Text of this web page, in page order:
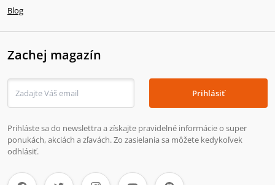
Blog
Zachej magazín
Prihlásiť
Prihláste sa do newslettra a získajte pravidelné informácie o super
ponukách, akciách a zľavách. Zo zasielania sa môžete kedykoľvek
odhlásiť.